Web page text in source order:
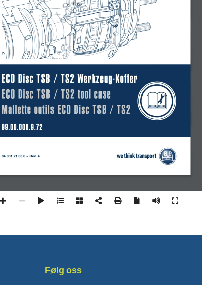
04.001.21.35.0 − Rev. 4
ECO Disc TSB / TS2 Werkzeug-Koffer
ECO Disc TSB / TS2 tool case
Mallette outils ECO Disc TSB / TS2
99.00.000.9.72
Følg oss